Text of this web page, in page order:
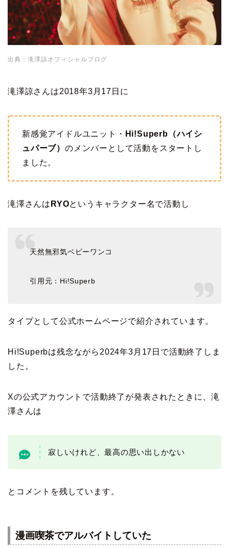
出典：滝澤諒オフィシャルブログ
滝澤諒さんは2018年3月17日に
新感覚アイドルユニット・ Hi!Superb（ハイシ
ュパーブ） のメンバーとして活動をスタートし
ました。
滝澤さんは RYOというキャラクター名で活動し
天然無邪気ベビーワンコ
引用元：Hi!Superb
タイプとして公式ホームページで紹介されています。
Hi!Superbは残念ながら2024年3月17日で活動終了しま
した。
Xの公式アカウントで活動終了が発表されたときに、滝
澤さんは
寂しいけれど、最高の思い出しかない
とコメントを残しています。
漫画喫茶でアルバイトしていた